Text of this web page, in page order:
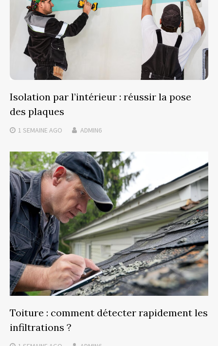
Isolation par l’intérieur : réussir la pose
des plaques
1 SEMAINE AGO ADMIN6
Toiture : comment détecter rapidement les
infiltrations ?